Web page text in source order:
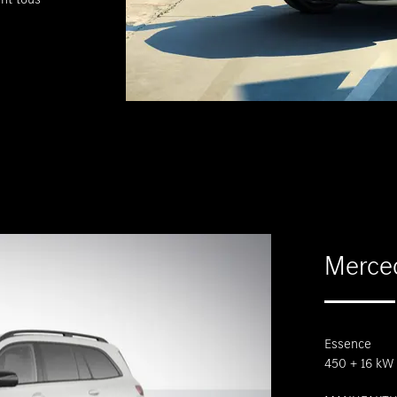
Essence
450 + 16